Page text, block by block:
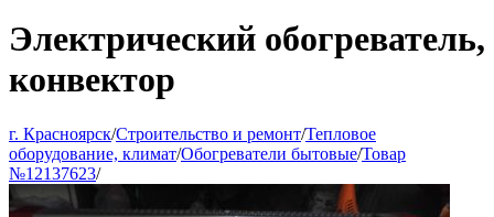
Электрический обогреватель,
конвектор
г. Красноярск/Строительство и ремонт/Тепловое
оборудование, климат/Обогреватели бытовые/Товар
№12137623/